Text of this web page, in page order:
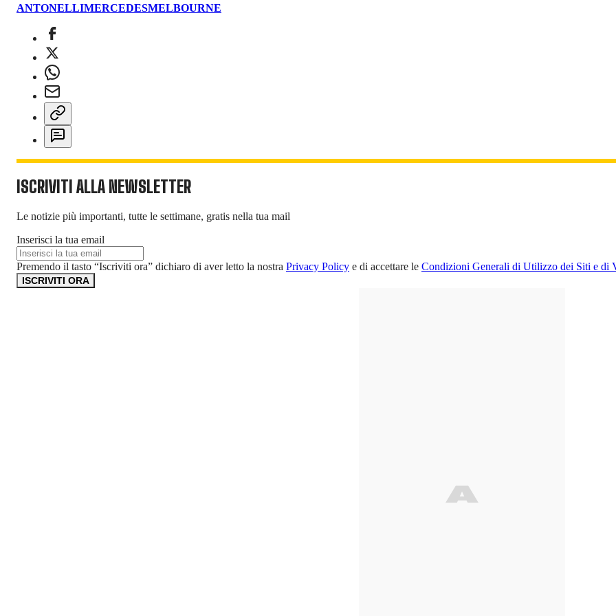
ANTONELLIMERCEDESMELBOURNE
ISCRIVITI ALLA NEWSLETTER
Le notizie più importanti, tutte le settimane, gratis nella tua mail
Inserisci la tua email
Premendo il tasto “Iscriviti ora” dichiaro di aver letto la nostra Privacy Policy e di accettare le Condizioni Generali di Utilizzo dei Siti e di
ISCRIVITI ORA